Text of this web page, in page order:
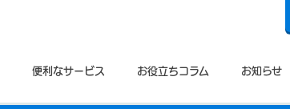
便利なサービス お役立ちコラム お知らせ